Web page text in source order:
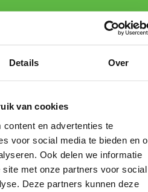
Details Over
van cookies
en advertenties te
voor social media te bieden en
Ook delen we informatie
met onze partners voor social
Deze partners kunnen deze